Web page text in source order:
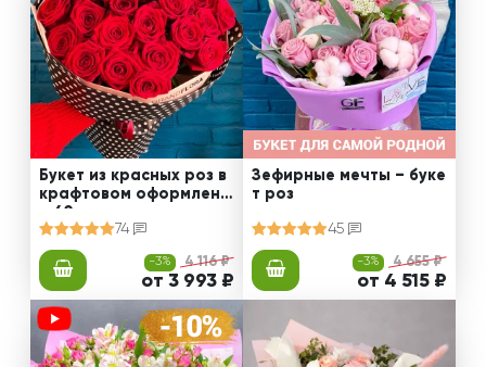
Букет из красных роз в
крафтовом оформлени
и 60 см
74
-3% 4 116 ₽
от 3 993 ₽
Зефирные мечты – буке
т роз
45
-3% 4 655 ₽
от 4 515 ₽